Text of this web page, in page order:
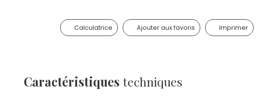
Calculatrice Ajouter aux favoris Imprimer
Caractéristiques techniques